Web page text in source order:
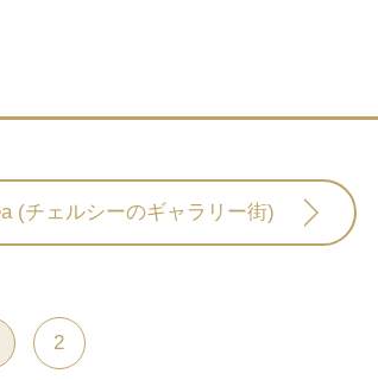
(チェルシーのギャラリー街)
2